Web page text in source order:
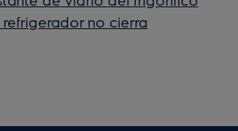
no cierra